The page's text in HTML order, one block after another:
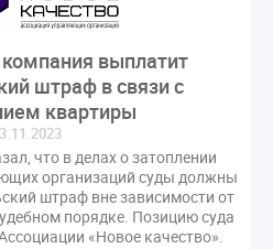
выплатит
штраф в связи с
квартиры
что в делах о затоплении
организаций суды должны
штраф вне зависимости от
порядке. Позицию суда
«Новое качество».